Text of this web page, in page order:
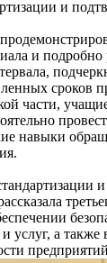
и
и подробно
сроков
части,
навыки
и услуг, а